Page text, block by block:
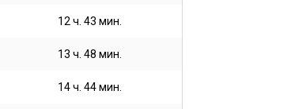
12 ч. 43 мин.
13 ч. 48 мин.
14 ч. 44 мин.